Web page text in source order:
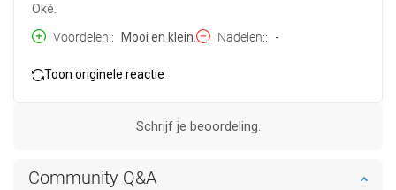
Oké.
Voordelen:
Mooi en klein. Nadelen: -
Toon originele reactie
Schrijf je beoordeling.
Community Q&A